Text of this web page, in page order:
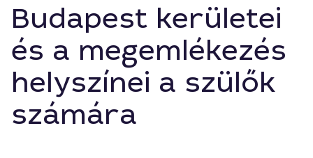
Budapest kerületei
és a megemlékezés
helyszínei a szülők
számára